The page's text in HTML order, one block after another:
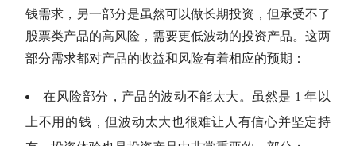
钱需求，另一部分是虽然可以做长期投资 ，但承受不了
股票类产品的高风险，需要更低波动的投资产品。这两
部分需求都对产品的收益和风险有着相应的预期：
在风险部分，产品的波动不能太大。虽然是 1 年以
上不用的钱，但波动太大也很难让人有信心并坚定持